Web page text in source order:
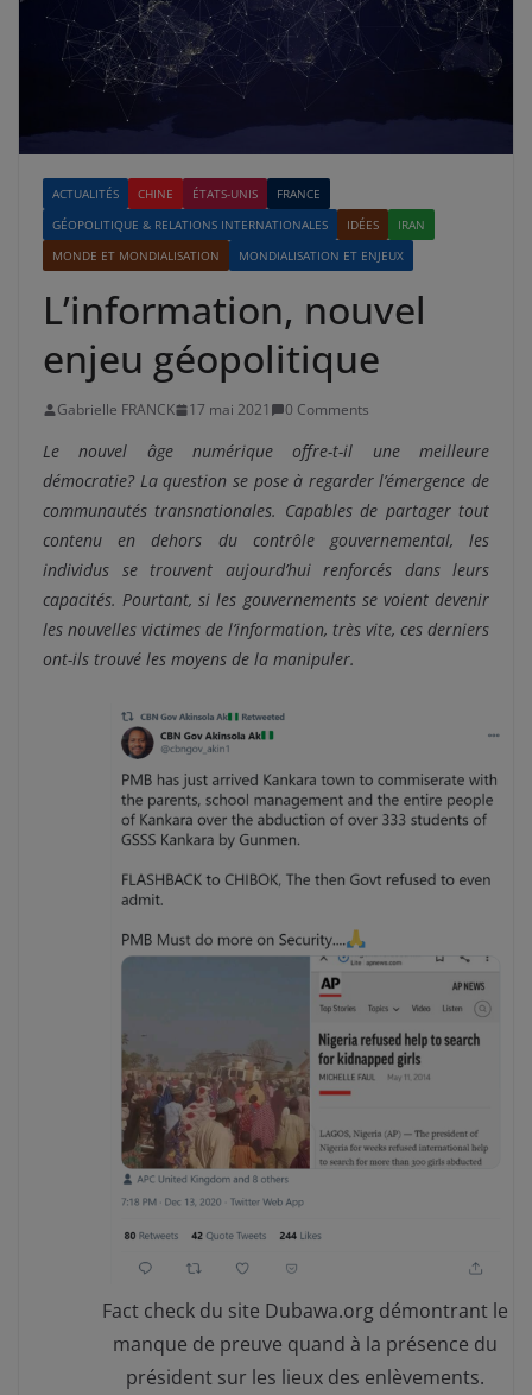
ACTUALITÉS CHINE ÉTATS-UNIS
FRANCE
GÉOPOLITIQUE & RELATIONS INTERNATIONALES
IDÉES
IRAN
MONDE ET MONDIALISATION
MONDIALISATION ET ENJEUX
L’information, nouvel
enjeu géopolitique
Gabrielle FRANCK 17 mai 2021 0 Comments
Le nouvel âge numérique offre-t-il une meilleure
démocratie? La question se pose à regarder l’émergence de
communautés transnationales. Capables de partager tout
contenu en dehors du contrôle gouvernemental, les
individus se trouvent aujourd’hui renforcés dans leurs
capacités. Pourtant, si les gouvernements se voient devenir
les nouvelles victimes de l’information, très vite, ces derniers
ont-ils trouvé les moyens de la manipuler.
Fact check du site Dubawa.org démontrant le
manque de preuve quand à la présence du
président sur les lieux des enlèvements.